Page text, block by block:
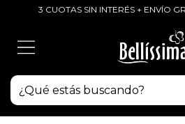
3 CUOTAS SIN INTERÉS + ENVÍO